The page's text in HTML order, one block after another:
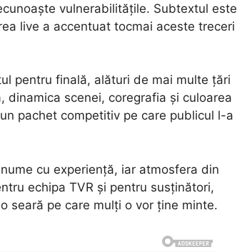
vulnerabilitățile. Subtextul este
live a accentuat tocmai aceste treceri
pentru finală, alături de mai multe țări
dinamica scenei, coregrafia și culoarea
pachet competitiv pe care publicul l-a
cu experiență, iar atmosfera din
echipa TVR și pentru susținători,
seară pe care mulți o vor ține minte.